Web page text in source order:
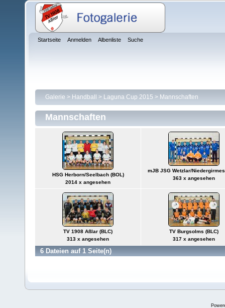
Startseite Anmelden Albenliste Suche
Galerie > Handball > Laguna Cup 2015 > Mannschaften
Mannschaften
HSG Herborn/Seelbach (BOL)
2014 x angesehen
mJB JSG Wetzlar/Niedergirmes
363 x angesehen
TV 1908 Aßlar (BLC)
313 x angesehen
TV Burgsolms (BLC)
317 x angesehen
6 Dateien auf 1 Seite(n)